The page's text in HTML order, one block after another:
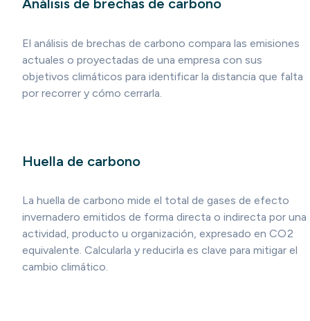
Análisis de brechas de carbono
El análisis de brechas de carbono compara las emisiones
actuales o proyectadas de una empresa con sus
objetivos climáticos para identificar la distancia que falta
por recorrer y cómo cerrarla.
Huella de carbono
La huella de carbono mide el total de gases de efecto
invernadero emitidos de forma directa o indirecta por una
actividad, producto u organización, expresado en CO2
equivalente. Calcularla y reducirla es clave para mitigar el
cambio climático.